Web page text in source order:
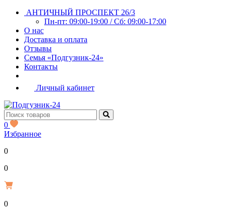
АНТИЧНЫЙ ПРОСПЕКТ 26/3
Пн-пт: 09:00-19:00 / Сб: 09:00-17:00
О нас
Доставка и оплата
Отзывы
Семья «Подгузник-24»
Контакты
Личный кабинет
0
Избранное
0
0Р
0